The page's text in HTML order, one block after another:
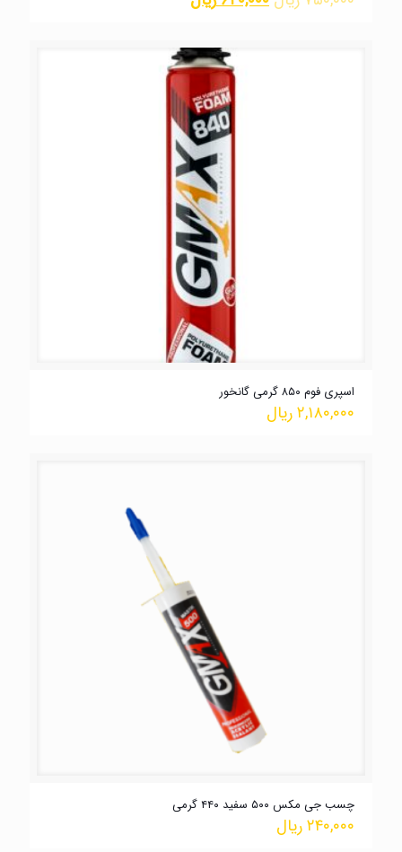
اسپری فوم ۸۵۰ گرمی گانخور
۲,۱۸۰,۰۰۰ریال
چسب جی مکس ۵۰۰ سفید ۴۴۰ گرمی
۲۴۰,۰۰۰ریال